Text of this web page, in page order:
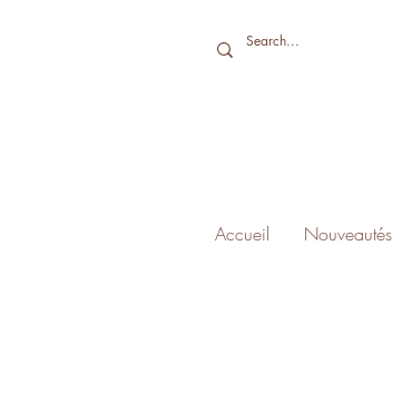
Accueil Nouveautés